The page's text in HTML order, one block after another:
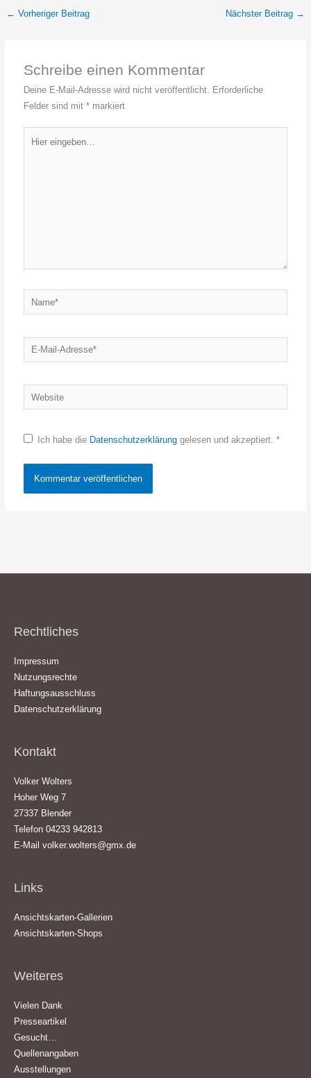
← Vorheriger Beitrag Nächster Beitrag →
Schreibe einen Kommentar
Deine E-Mail-Adresse wird nicht veröffentlicht. Erforderliche
Felder sind mit* markiert
eingeben…
Name*
E-
Mail-
Website
Ich habe die Datenschutzerklärunggelesen und akzeptiert. *
Rechtliches
Impressum
Nutzungsrechte
Haftungsausschluss
Datenschutzerklärung
Kontakt
Volker Wolters
Hoher Weg 7
27337 Blender
Telefon 04233 942813
E-Mail volker.wolters@gmx.de
Links
Ansichtskarten-Gallerien
Ansichtskarten-Shops
Weiteres
Vielen Dank
Presseartikel
Gesucht…
Quellenangaben
Ausstellungen